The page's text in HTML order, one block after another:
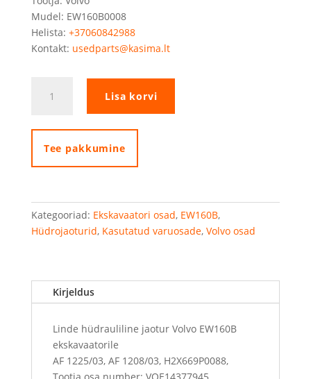
Mudel: EW160B0008
Helista: +37060842988
Kontakt: usedparts@kasima.lt
jaotur
kogus
Lisa korvi
Tee pakkumine
Kategooriad: Ekskavaatori osad, EW160B,
Hüdrojaoturid, Kasutatud varuosade, Volvo osad
Kirjeldus
Linde hüdrauliline jaotur Volvo EW160B
ekskavaatorile
AF 1225/03, AF 1208/03, H2X669P0088,